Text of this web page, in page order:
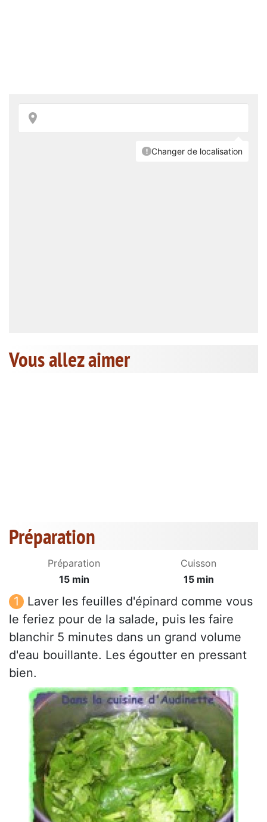
Vous allez aimer
Préparation
Préparation
15 min
Cuisson
15 min
Laver les feuilles d'épinard comme vous
le feriez pour de la salade, puis les faire
blanchir 5 minutes dans un grand volume
d'eau bouillante. Les égoutter en pressant
bien.